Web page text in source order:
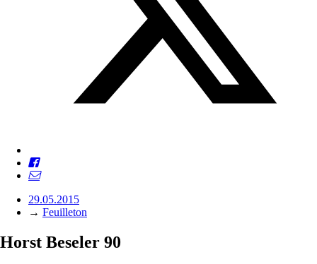
29.05.2015
→ Feuilleton
Horst Beseler 90